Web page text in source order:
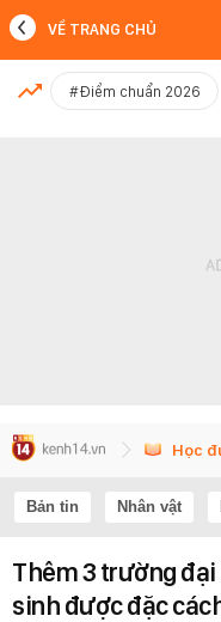
MỚI NHẤT
VỀ TRANG CHỦ
#Điểm chuẩn 2026
Học
Bản tin Nhân vật
Thêm 3 trường
sinh được đặc